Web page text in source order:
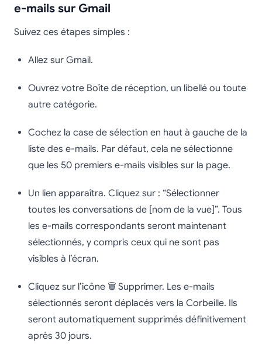
e-mails sur Gmail
Suivez ces étapes simples :
Allez sur Gmail.
Ouvrez votre Boîte de réception, un libellé ou toute
autre catégorie.
Cochez la case de sélection en haut à gauche de la
liste des e-mails. Par défaut, cela ne sélectionne
que les 50 premiers e-mails visibles sur la page.
Un lien apparaîtra. Cliquez sur : “Sélectionner
toutes les conversations de [nom de la vue]”. Tous
les e-mails correspondants seront maintenant
sélectionnés, y compris ceux qui ne sont pas
visibles à l’écran.
Cliquez sur l’icône 🗑️ Supprimer. Les e-mails
sélectionnés seront déplacés vers la Corbeille. Ils
seront automatiquement supprimés définitivement
après 30 jours.